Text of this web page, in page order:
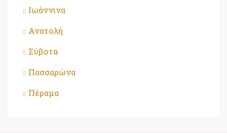
Ιωάννινα
Ανατολή
Σύβοτα
Πασσαρώνα
Πέραμα